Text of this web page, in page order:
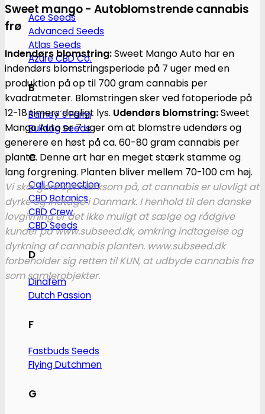
Ace Seeds
Advanced Seeds
Atlas Seeds
Azure CBD Co.
B
Barney´s Farm
Bulldog Seeds
C
Cali Connection
CBD Botanics
CBD Crew
CBD Seeds
D
Dinafem
Dutch Passion
F
Fastbuds Seeds
Flying Dutchmen
G
Sweet mango - Autoblomstrende cannabis
frø
Indendørs blomstring:Sweet Mango Auto har en
indendørs blomstringsperiode på 7 uger med en
produktion på op til 700 gram cannabis per
kvadratmeter. Blomstringen sker ved fotoperiode på
12-18 timers dagligt lys. Udendørs blomstring:Sweet
Mango Auto er 7 uger om at blomstre udendørs og
generere en høst på ca. 60-80 gram cannabis per
plante. Denne art har en meget stærk stamme og
lang forgrening. Planten bliver mellem 70-100 cm høj.
Vi skal gøre opmærksom på, at cannabis er ulovligt at
dyrke og indtage i Danmark. I henhold til den danske
lovgivning er det ikke muligt at sælge og rådgive
kunder på www.subseed.dk, omkring indtagelse og
dyrkning af cannabis planten. www.subseed.dk
forbeholder sig retten til KUN, at udbyde cannabis frø
som samlerobjekter.